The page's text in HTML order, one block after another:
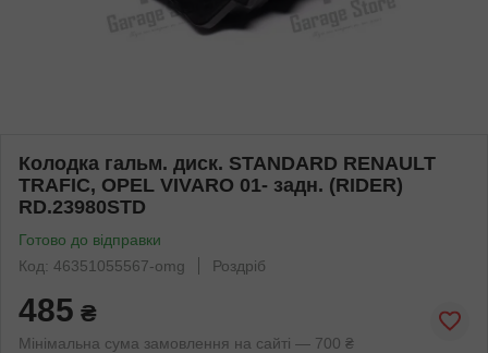
Колодка гальм. диск. STANDARD RENAULT
TRAFIC, OPEL VIVARO 01- задн. (RIDER)
RD.23980STD
Готово до відправки
Код: 46351055567-omg
Роздріб
485 ₴
Мінімальна сума замовлення на сайті — 700 ₴